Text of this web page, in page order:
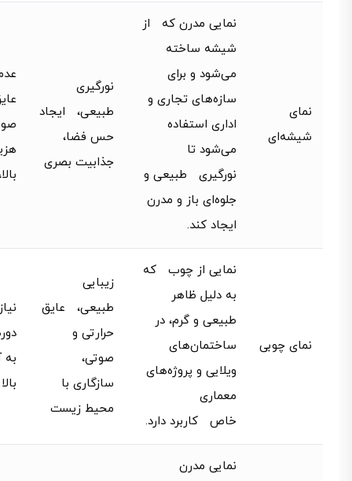
نمای
شیشه‌ای
نمایی مدرن که از
شیشه ساخته
می‌شود و برای
سازه‌های تجاری و
اداری استفاده
می‌شود تا
نورگیری طبیعی و
جلوه‌ای باز و مدرن
ایجاد کند.
نورگیری
طبیعی، ایجاد
حس فضا،
جذابیت بصری
نمای چوبی
نمایی از چوب که
به دلیل ظاهر
طبیعی و گرم، در
ساختمان‌های
ویلایی و پروژه‌های
معماری
خاص کاربرد دارد.
زیبایی
طبیعی، عایق
حرارتی و
صوتی،
سازگاری با
محیط زیست
بالا
نمایی مدرن